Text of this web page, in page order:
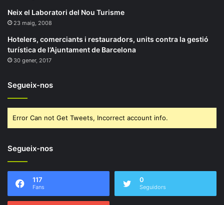
Neix el Laboratori del Nou Turisme
23 maig, 2008
Hotelers, comerciants i restauradors, units contra la gestió
turística de l’Ajuntament de Barcelona
30 gener, 2017
Segueix-nos
Error Can not Get Tweets, Incorrect account info.
Segueix-nos
117
Fans
0
Seguidors